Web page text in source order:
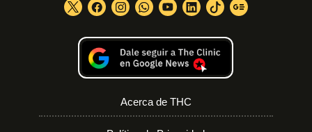
Acerca de THC